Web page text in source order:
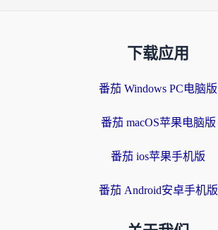
下载应用
番茄 Windows PC电脑版
番茄 macOS苹果电脑版
番茄 ios苹果手机版
番茄 Android安卓手机版